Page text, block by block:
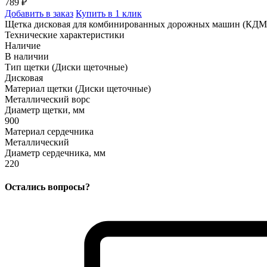
Добавить в заказ Купить в 1 клик
Щетка дисковая для комбинированных дорожных машин
Технические характеристики
Наличие
В наличии
Тип щетки (Диски щеточные)
Дисковая
Материал щетки (Диски щеточные)
Металлический ворс
Диаметр щетки, мм
900
Материал сердечника
Металлический
Диаметр сердечника, мм
220
Остались вопросы?